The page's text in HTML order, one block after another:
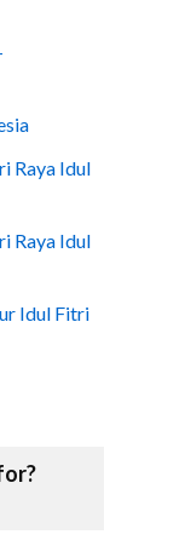
Raya Idul
Raya Idul
Idul Fitri